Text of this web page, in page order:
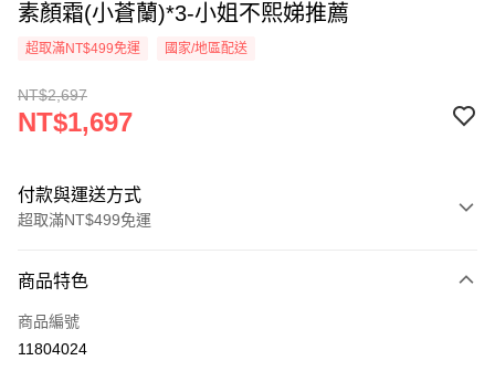
素顏霜(小蒼蘭)*3-小姐不熙娣推薦
超取滿NT$499免運 國家/地區配送
NT$2,697
NT$1,697
付款與運送方式
超取滿NT$499免運
信用卡一次付款
超商取貨付款
商品特色
商品編號
11804024